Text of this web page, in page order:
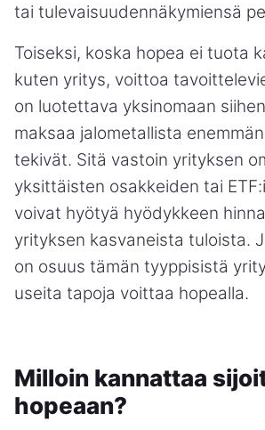
tai tulevaisuudennäkymiensä
Toiseksi, koska hopea ei tuota
kuten yritys, voittoa
on luotettava yksinomaan
maksaa jalometallista
tekivät. Sitä vastoin yrityksen
yksittäisten osakkeiden tai
voivat hyötyä hyödykkeen
yrityksen kasvaneista tuloista.
on osuus tämän tyyppisistä
useita tapoja voittaa hopealla.
Milloin kannattaa
hopeaan?